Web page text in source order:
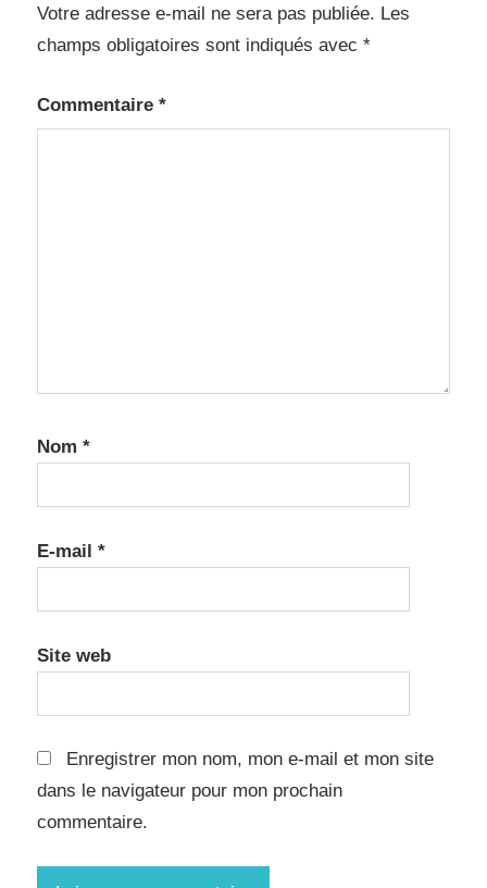
Votre adresse e-mail ne sera pas publiée. Les
champs obligatoires sont indiqués avec *
Commentaire *
Nom *
E-mail *
Site web
Enregistrer mon nom, mon e-mail et mon site
dans le navigateur pour mon prochain
commentaire.